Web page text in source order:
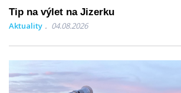
Tip na výlet na Jizerku
Aktuality 04.08.2026